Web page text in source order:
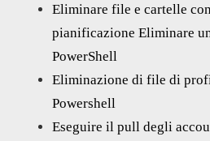
Eliminare file e cartelle
pianificazione Eliminare
PowerShell
Eliminazione di file di
Powershell
Eseguire il pull degli